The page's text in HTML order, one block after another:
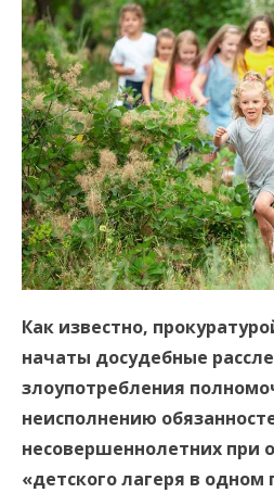
Как известно,
начаты досудебные
злоупотребления
неисполнению
несовершеннолетних при
«детского лагеря в